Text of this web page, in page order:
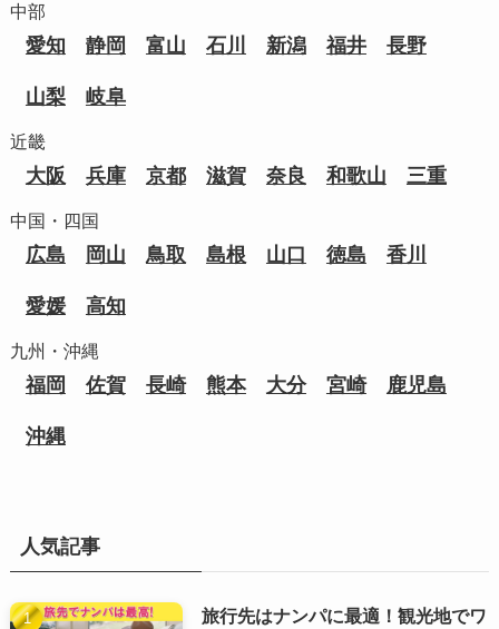
中部
愛知 静岡 富山 石川 新潟 福井 長野
山梨 岐阜
近畿
大阪 兵庫 京都 滋賀 奈良 和歌山 三重
中国・四国
広島 岡山 鳥取 島根 山口 徳島 香川
愛媛 高知
九州・沖縄
福岡 佐賀 長崎 熊本 大分 宮崎 鹿児島
沖縄
人気記事
旅行先はナンパに最適！観光地でワ